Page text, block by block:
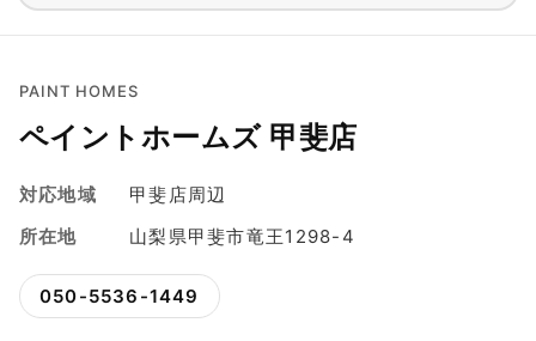
PAINT HOMES
ペイントホームズ 甲斐店
対応地域
甲斐店周辺
所在地
山梨県甲斐市竜王1298-4
050-5536-1449